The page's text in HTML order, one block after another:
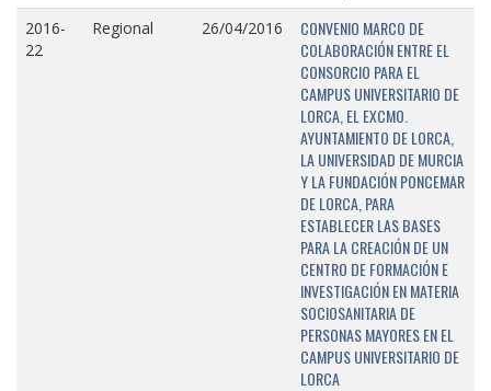
2016-
22
Regional 26/04/2016
CONVENIO MARCO DE
COLABORACIÓN ENTRE EL
CONSORCIO PARA EL
CAMPUS UNIVERSITARIO DE
LORCA, EL EXCMO.
AYUNTAMIENTO DE LORCA,
LA UNIVERSIDAD DE MURCIA
Y LA FUNDACIÓN PONCEMAR
DE LORCA, PARA
ESTABLECER LAS BASES
PARA LA CREACIÓN DE UN
CENTRO DE FORMACIÓN E
INVESTIGACIÓN EN MATERIA
SOCIOSANITARIA DE
PERSONAS MAYORES EN EL
CAMPUS UNIVERSITARIO DE
LORCA